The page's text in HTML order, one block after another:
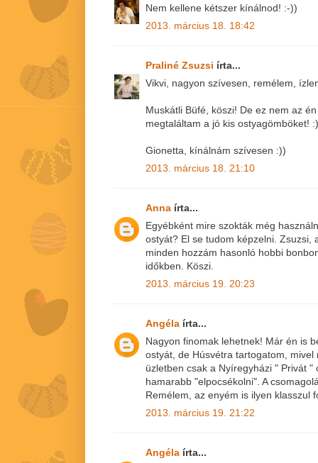
Nem kellene kétszer kínálnod! :-))
2013. március 18. 18:42
Praliné Zsuzsi írta...
Vikvi, nagyon szívesen, remélem,
Muskátli Büfé, köszi! De ez nem az
megtaláltam a jó kis ostyagömböket! :)
Gionetta, kínálnám szívesen :))
2013. március 18. 21:10
Anna írta...
Egyébként mire szokták még
ostyát? El se tudom képzelni. Zsuzsi,
minden hozzám hasonló hobbi
időkben. Köszi.
2013. március 19. 20:23
Angéla írta...
Nagyon finomak lehetnek! Már én is
ostyát, de Húsvétra tartogatom,
üzletben csak a Nyíregyházi " Privát
hamarabb "elpocsékolni". A
Remélem, az enyém is ilyen klasszul
2013. március 19. 21:22
Angéla írta...